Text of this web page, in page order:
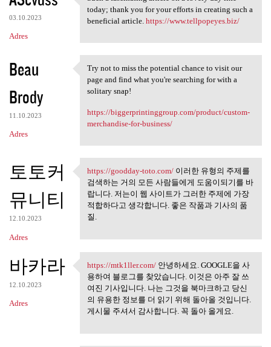
03.10.2023
Adres
Such a fascinating article on
today; thank you for your efforts in creating such a
beneficial article. https://www.tellpopeyes.biz/
Beau
Brody
11.10.2023
Adres
Try not to miss the potential
Try not to miss the potential chance to visit our
page and find what you're searching for with a
solitary snap!
https://biggerprintinggroup.com/product/custom-
merchandise-for-business/
토토커
뮤니티
12.10.2023
Adres
https://goodday-toto.com/ 이러한
https://goodday-toto.com/이러한 유형의 주제를
검색하는 거의 모든 사람들에게 도움이되기를 바
랍니다. 저는이 웹 사이트가 그러한 주제에 가장
적합하다고 생각합니다. 좋은 작품과 기사의 품
질.
바카라
12.10.2023
Adres
https://mtk1ller.com/ 안녕하세요.
https://mtk1ller.com/안녕하세요. GOOGLE을 사
용하여 블로그를 찾았습니다. 이것은 아주 잘 쓰
여진 기사입니다. 나는 그것을 북마크하고 당신
의 유용한 정보를 더 읽기 위해 돌아올 것입니다.
게시물 주셔서 감사합니다. 꼭 돌아 올게요.